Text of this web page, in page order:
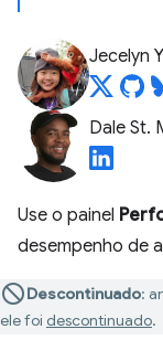
Jecelyn
Dale St.
Use o painel
desempenho de
Descontinuado:
ele foi descontinuado.